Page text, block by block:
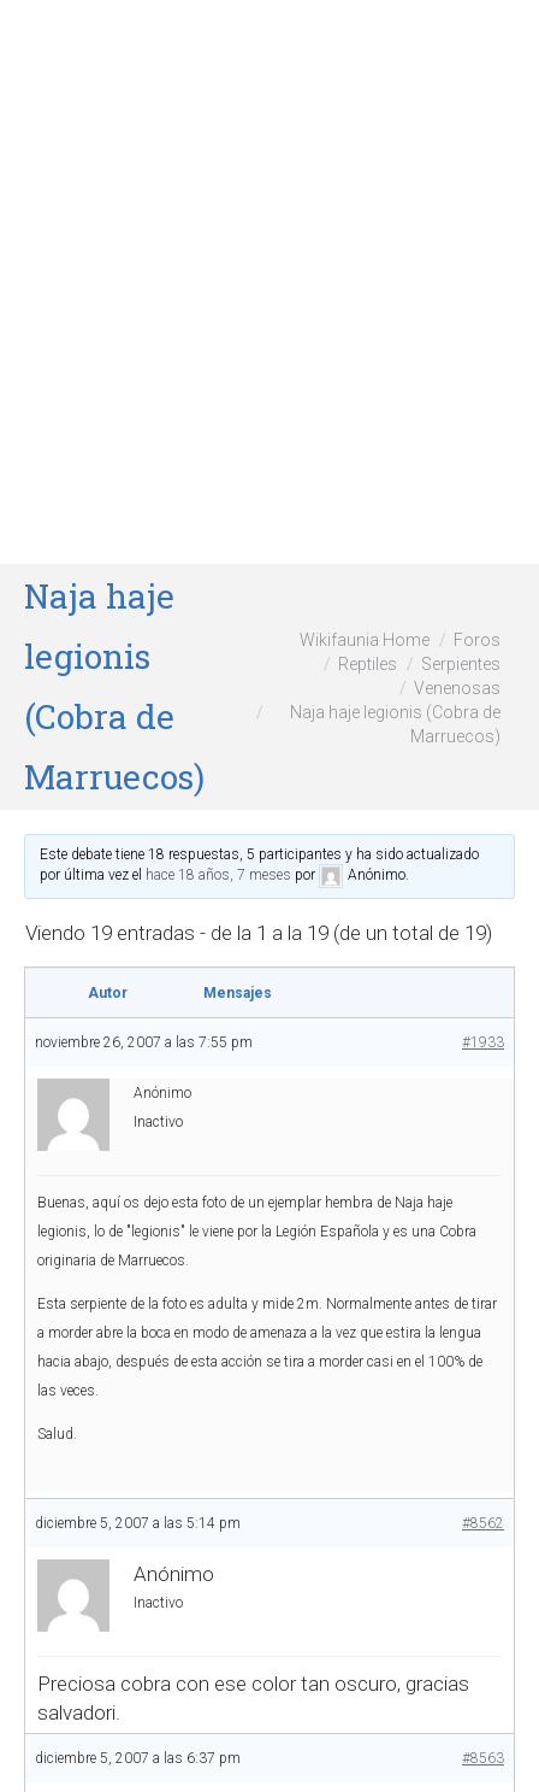
Naja haje
legionis
(Cobra de
Marruecos)
Wikifaunia Home
Foros
Reptiles
Serpientes
Venenosas
Naja haje legionis (Cobra de
Marruecos)
Este debate tiene 18 respuestas, 5 participantes y ha sido actualizado
por última vez el hace 18 años, 7 meses por Anónimo.
Viendo 19 entradas - de la 1 a la 19 (de un total de 19)
Autor Mensajes
noviembre 26, 2007 a las 7:55 pm #1933
Anónimo
Inactivo
Buenas, aquí os dejo esta foto de un ejemplar hembra de Naja haje
legionis, lo de "legionis" le viene por la Legión Española y es una Cobra
originaria de Marruecos.
Esta serpiente de la foto es adulta y mide 2m. Normalmente antes de tirar
a morder abre la boca en modo de amenaza a la vez que estira la lengua
hacia abajo, después de esta acción se tira a morder casi en el 100% de
las veces.
Salud.
diciembre 5, 2007 a las 5:14 pm #8562
Anónimo
Inactivo
Preciosa cobra con ese color tan oscuro, gracias
salvadori.
diciembre 5, 2007 a las 6:37 pm #8563